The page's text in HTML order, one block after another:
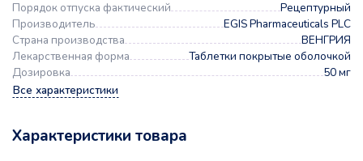
Порядок отпуска фактический
Рецептурный
Производитель
EGIS Pharmaceuticals PLC
Страна производства
ВЕНГРИЯ
Лекарственная форма
Таблетки покрытые оболочкой
Дозировка
50 мг
Все характеристики
Характеристики товара